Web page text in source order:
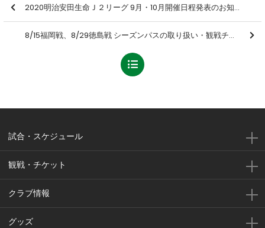
2020明治安田生命Ｊ２リーグ 9月・10月開催日程発表のお知らせ
8/15福岡戦、8/29徳島戦 シーズンパスの取り扱い・観戦チケット販売方法について
試合・スケジュール
観戦・チケット
クラブ情報
グッズ